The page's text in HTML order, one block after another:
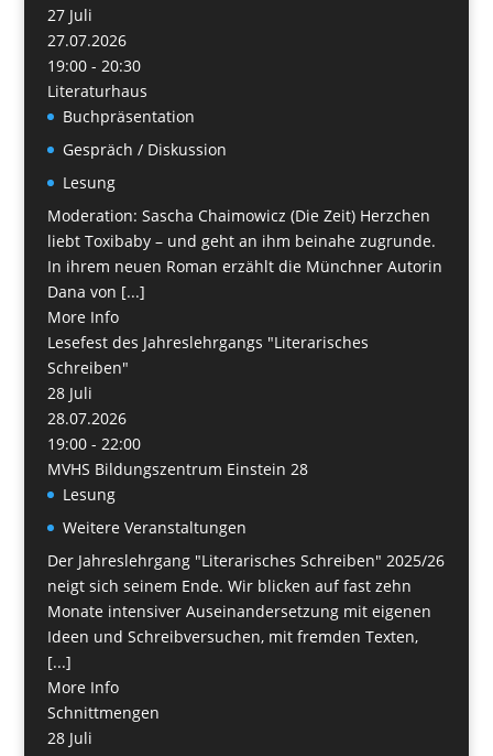
27 Juli
27.07.2026
19:00 - 20:30
Literaturhaus
Buchpräsentation
Gespräch / Diskussion
Lesung
Moderation: Sascha Chaimowicz (Die Zeit) Herzchen
liebt Toxibaby – und geht an ihm beinahe zugrunde.
In ihrem neuen Roman erzählt die Münchner Autorin
Dana von [...]
More Info
Lesefest des Jahreslehrgangs "Literarisches
Schreiben"
28 Juli
28.07.2026
19:00 - 22:00
MVHS Bildungszentrum Einstein 28
Lesung
Weitere Veranstaltungen
Der Jahreslehrgang "Literarisches Schreiben" 2025/26
neigt sich seinem Ende. Wir blicken auf fast zehn
Monate intensiver Auseinandersetzung mit eigenen
Ideen und Schreibversuchen, mit fremden Texten,
[...]
More Info
Schnittmengen
28 Juli